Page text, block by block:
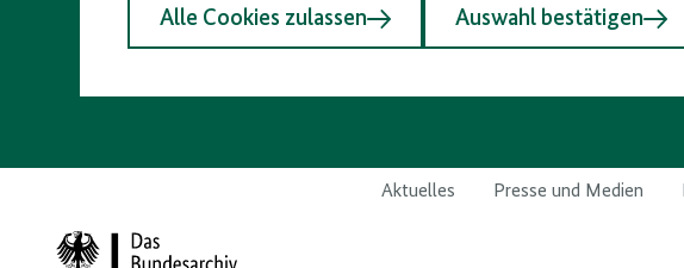
Alle Cookies zulassen Auswahl bestätigen
Aktuelles Presse und Medien
Zur